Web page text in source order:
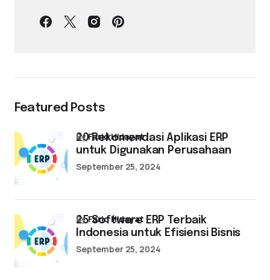
Featured Posts
20 Rekomendasi Aplikasi ERP
untuk Digunakan Perusahaan
byFarid Hidayat
September 25, 2024
25 Software ERP Terbaik
Indonesia untuk Efisiensi Bisnis
byFarid Hidayat
September 25, 2024